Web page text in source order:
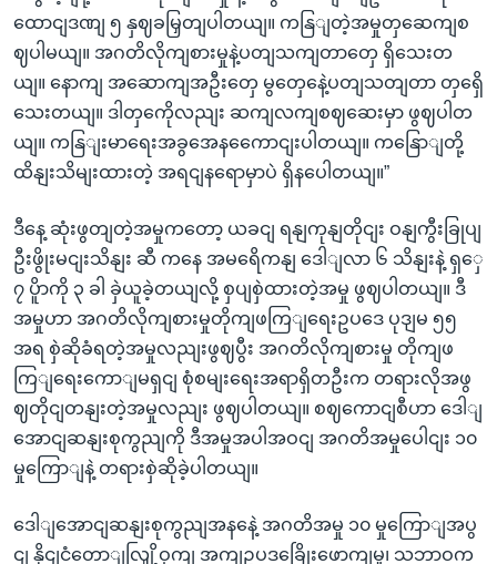
ထောငျဒဏျ ၅ နှဈခမြှတျပါတယျ။ ကနြျတဲ့အမှုတှဆေကျစ
ဈပါမယျ။ အဂတိလိုကျစားမှုနဲ့ပတျသကျတာတှေ ရှိသေးတ
ယျ။ နောကျ အဆောကျအဦးတှေ မွတှေနေဲ့ပတျသတျတာ တှရှေိ
သေးတယျ။ ဒါတှကေိုလညျး ဆကျလကျစဈဆေးမှာ ဖွဈပါတ
ယျ။ ကနြျးမာရေးအခွအေနကေောငျးပါတယျ။ ကနြောျတို့
ထိနျးသိမျးထားတဲ့ အရငျနရောမှာပဲ ရှိနပေါတယျ။”
ဒီနေ့ ဆုံးဖွတျတဲ့အမှုကတော့ ယခငျ ရနျကုနျတိုငျး ဝနျကွီးခြုပျ
ဦးဖွိုးမငျးသိနျး ဆီ ကနေ အမရေိကနျ ဒေါျလာ ၆ သိနျးနဲ့ ရှှေ
၇ ပိူာကို ၃ ခါ ခှဲယူခဲ့တယျလို့ စှပျစှဲထားတဲ့အမှု ဖွဈပါတယျ။ ဒီ
အမှုဟာ အဂတိလိုကျစားမှုတိုကျဖကြျရေးဥပ‌ဒေ ပုဒျမ ၅၅
အရ စှဲဆိုခံရတဲ့အမှုလညျးဖွဈပွီး အဂတိလိုကျစားမှု တိုကျဖ
ကြျရေးကောျမရှငျ စုံစမျးရေးအရာရှိတဦးက တရားလိုအဖွ
ဈတိုငျတနျးတဲ့အမှုလညျး ဖွဈပါတယျ။ စဈကောငျစီဟာ ဒေါျ
အောငျဆနျးစုကွညျကို ဒီအမှုအပါအဝငျ အဂတိအမှုပေါငျး ၁၀
မှုကြောျနဲ့ တရားစှဲဆိုခဲ့ပါတယျ။
ဒေါျအောငျဆနျးစုကွညျအနနေဲ့ အဂတိအမှု ၁၀ မှုကြောျအပွ
ငျ နိုငျငံတောျလြှို့ဝှကျ အကျဥပဒခြေိုးဖောကျမှု၊ သဘာဝက